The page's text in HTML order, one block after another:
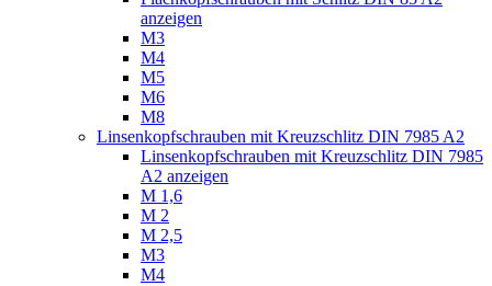
anzeigen
M3
M4
M5
M6
M8
Linsenkopfschrauben mit Kreuzschlitz DIN 7985 A2
Linsenkopfschrauben mit Kreuzschlitz DIN 7985
A2 anzeigen
M 1,6
M 2
M 2,5
M3
M4